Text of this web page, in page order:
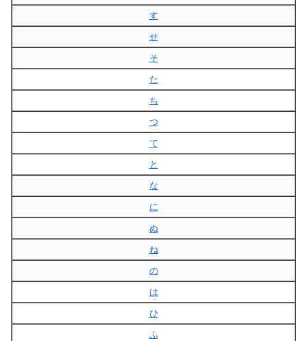
す
せ
そ
た
ち
つ
て
と
な
に
ぬ
ね
の
は
ひ
ふ